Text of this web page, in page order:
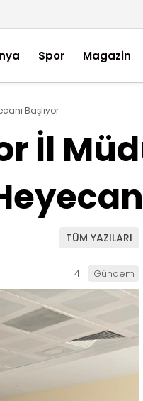
Spor Magazin
Başlıyor
İl
TÜM YAZILARI
4 Gündem